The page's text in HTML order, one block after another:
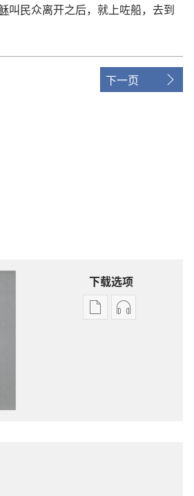
叫民众离开之后， 就上咗船， 去到
下一页
下载选项
电
录